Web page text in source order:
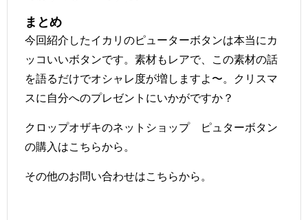
まとめ
今回紹介したイカリのピューターボタンは本当にカ
ッコいいボタンです。素材もレアで、この素材の話
を語るだけでオシャレ度が増しますよ〜。クリスマ
スに自分へのプレゼントにいかがですか？
クロップオザキのネットショップ ピュターボタン
の購入はこちらから。
その他のお問い合わせはこちらから。